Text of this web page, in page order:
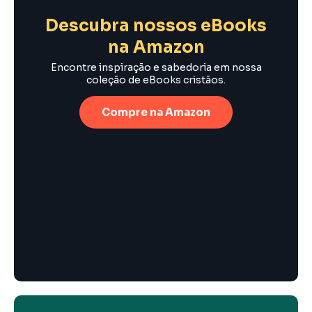
Descubra nossos eBooks
na Amazon
Encontre inspiração e sabedoria em nossa
coleção de eBooks cristãos.
Compre na Amazon